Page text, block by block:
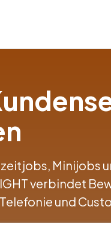
Minijobs
verbindet
und